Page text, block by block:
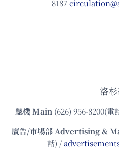
8187
洛
總機Main (626) 956-8200(電
廣告/市場部Advertising &
話) /